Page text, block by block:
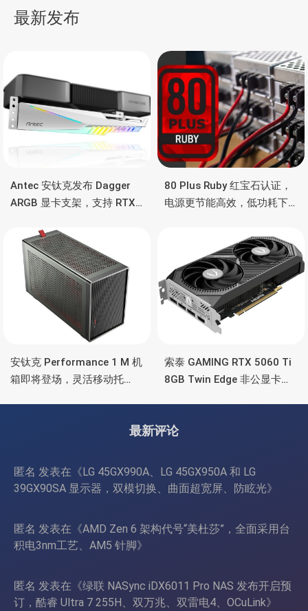
航
最新发布
Antec 安钛克发布 Dagger
ARGB 显卡支架，支持 RTX
彩灯效
80 Plus Ruby 红宝石认证，
电源更节能高效，低功耗下
安钛克 Performance 1 M 机
箱即将登场，灵活移动托
索泰 GAMING RTX 5060 Ti
8GB Twin Edge 非公显卡，
最新评论
匿名 发表在《LG 45GX990A、LG 45GX950A 和 LG
39GX90SA 显示器，双模切换、曲面超宽屏、防眩光》
匿名 发表在《AMD Zen 6 架构代号“美杜莎”，全面采用台
积电3nm工艺、AM5 针脚》
匿名 发表在《绿联 NASync iDX6011 Pro NAS 发布开启预
订，酷睿 Ultra 7 255H、双万兆、双雷电4、OCuLink》